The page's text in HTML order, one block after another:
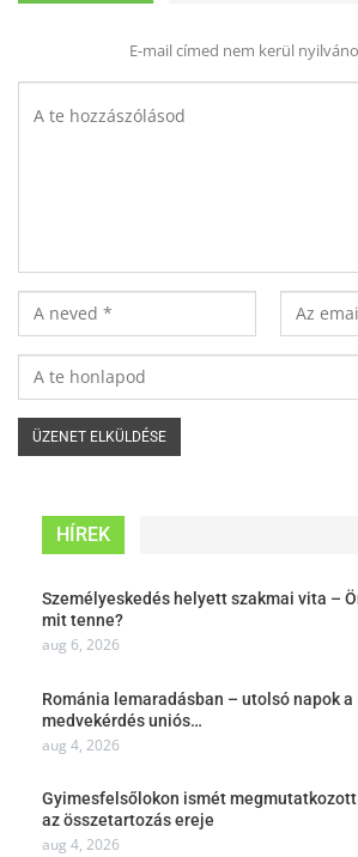
E-mail címed nem kerül
HÍREK
Személyeskedés helyett szakmai vita –
mit tenne?
aug 6, 2026
Románia lemaradásban – utolsó napok a
medvekérdés uniós…
aug 4, 2026
Gyimesfelsőlokon ismét megmutatkozott
az összetartozás ereje
aug 4, 2026